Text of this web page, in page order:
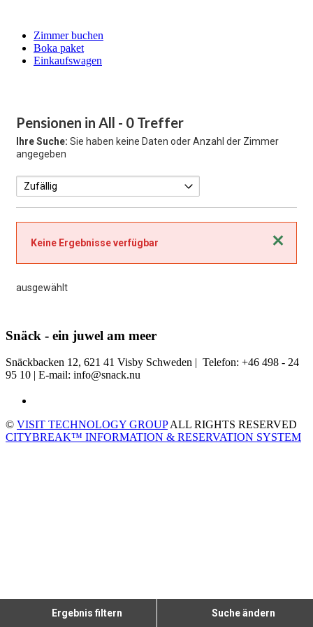
Zimmer buchen
Boka paket
Einkaufswagen
Pensionen in All - 0 Treffer
Ihre Suche: Sie haben keine Daten oder Anzahl der Zimmer
angegeben
Schließen
Keine Ergebnisse verfügbar
ausgewählt
Ergebnis filtern Suche ändern
Snäck - ein juwel am meer
Snäckbacken 12, 621 41 Visby Schweden | Telefon: +46 498 - 24
95 10 | E-mail: info@snack.nu
© VISIT TECHNOLOGY GROUPALL RIGHTS RESERVED
CITYBREAK™ INFORMATION & RESERVATION SYSTEM